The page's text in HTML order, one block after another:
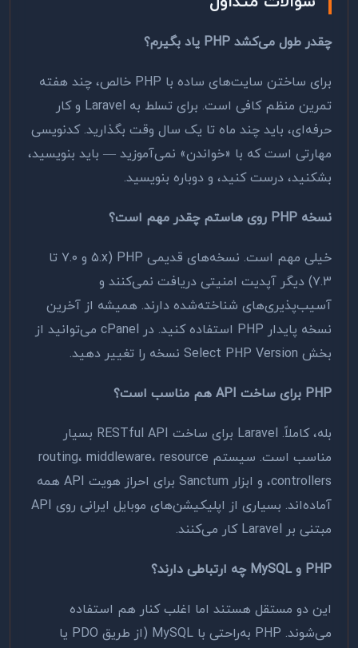
چقدر طول می‌کشد PHP یاد بگیرم؟
برای ساختن سایت‌های ساده با PHP خالص، چند هفته
تمرین منظم کافی است. برای تسلط به Laravel و کار
حرفه‌ای، باید چند ماه تا یک سال وقت بگذارید. کدنویسی
مهارتی است که با «خواندن» نمی‌آموزید — باید بنویسید،
بشکنید، درست کنید، و دوباره بنویسید.
نسخه PHP روی هاستم چقدر مهم است؟
خیلی مهم است. نسخه‌های قدیمی PHP (۵.x و ۷.۰ تا
۷.۳) دیگر آپدیت امنیتی دریافت نمی‌کنند و
آسیب‌پذیری‌های شناخته‌شده دارند. همیشه از آخرین
نسخه پایدار PHP استفاده کنید. در cPanel می‌توانید از
بخش Select PHP Version نسخه را تغییر دهید.
PHP برای ساخت API هم مناسب است؟
بله، کاملاً. Laravel برای ساخت RESTful API بسیار
مناسب است. سیستم routing، middleware، resource
controllers، و ابزار Sanctum برای احراز هویت API همه
آماده‌اند. بسیاری از اپلیکیشن‌های موبایل ایرانی روی API
مبتنی بر Laravel کار می‌کنند.
PHP و MySQL چه ارتباطی دارند؟
این دو مستقل هستند اما اغلب کنار هم استفاده
می‌شوند. PHP به‌راحتی با MySQL (از طریق PDO یا